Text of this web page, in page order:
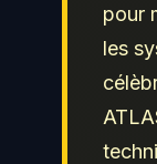
pour
les